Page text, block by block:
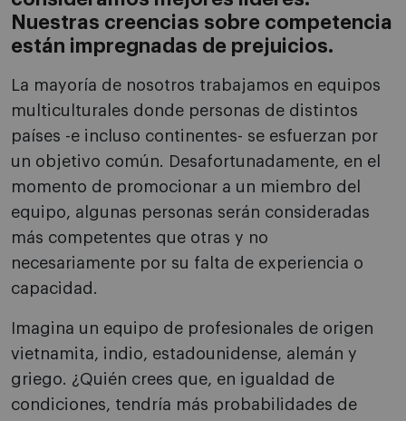
Nuestras creencias sobre competencia
están impregnadas de prejuicios.
La mayoría de nosotros trabajamos en equipos
multiculturales donde personas de distintos
países -e incluso continentes- se esfuerzan por
un objetivo común. Desafortunadamente, en el
momento de promocionar a un miembro del
equipo, algunas personas serán consideradas
más competentes que otras y no
necesariamente por su falta de experiencia o
capacidad.
Imagina un equipo de profesionales de origen
vietnamita, indio, estadounidense, alemán y
griego. ¿Quién crees que, en igualdad de
condiciones, tendría más probabilidades de